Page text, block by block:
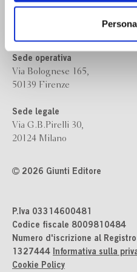
dei soli cookie tecnici.
il tuo consenso alla
ogni momentoRevoca
Bompiani è un marchio
Sede operativa
Via Bolognese 165,
50139 Firenze
Sede legale
Via G.B.Pirelli 30,
20124 Milano
2026 Giunti Editore
P.Iva 03314600481
Codice fiscale 8009810484
Numero d'iscrizione al
1327444 Informativa sulla
Cookie Policy